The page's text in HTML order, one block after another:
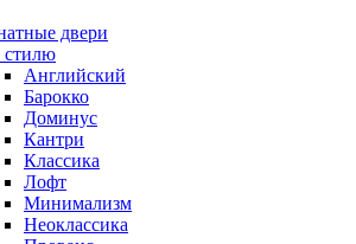
двери
Английский
Барокко
Доминус
Кантри
Классика
Лофт
Минимализм
Неоклассика